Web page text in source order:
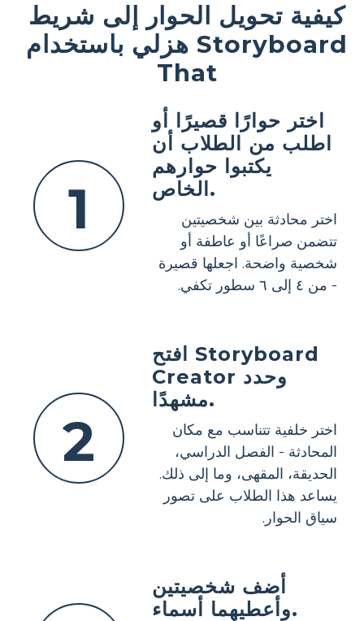
كيفية تحويل الحوار إلى شريط
هزلي باستخدام Storyboard
That
1
اختر حوارًا قصيرًا أو
اطلب من الطلاب أن
يكتبوا حوارهم
الخاص.
اختر محادثة بين شخصيتين
تتضمن صراعًا أو عاطفة أو
شخصية واضحة. اجعلها قصيرة
- من ٤ إلى ٦ سطور تكفي.
2
افتح Storyboard
Creator وحدد
مشهدًا.
اختر خلفية تتناسب مع مكان
المحادثة - الفصل الدراسي،
الحديقة، المقهى، وما إلى ذلك.
يساعد هذا الطلاب على تصور
سياق الحوار.
أضف شخصيتين
وأعطيهما أسماء.